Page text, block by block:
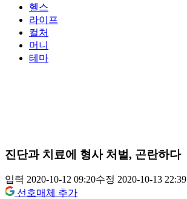
헬스
라이프
컬처
머니
테마
진단과 치료에 형사 처벌, 곤란하다
입력 2020-10-12 09:20수정 2020-10-13 22:39
선호매체 추가